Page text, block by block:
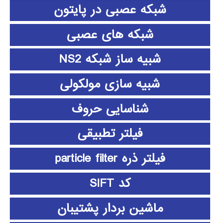
شبکه عصبی در پایتون
شبکه های عصبی
شبیه ساز شبکه NS2
شبیه سازی مولکولی
شناسایی حروف
فیلتر تطبیقی
فیلتر ذره particle filter
کد SIFT
ماشین بردار پشتیبان